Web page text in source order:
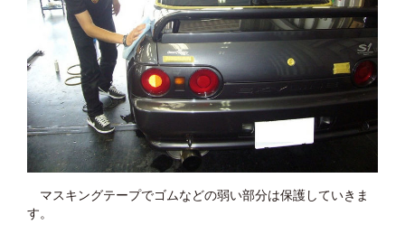
マスキングテープでゴムなどの弱い部分は保護していきま
す。